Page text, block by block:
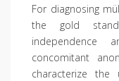
For diagnosing
the gold
independence
concomitant
characterize